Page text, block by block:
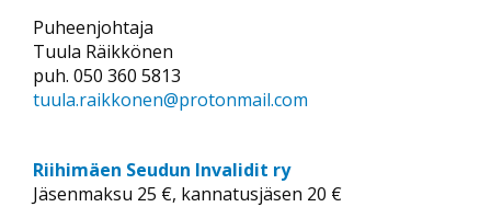
Puheenjohtaja
Tuula Räikkönen
puh. 050 360 5813
tuula.raikkonen@protonmail.com
Riihimäen Seudun Invalidit ry
Jäsenmaksu 25 €, kannatusjäsen 20 €